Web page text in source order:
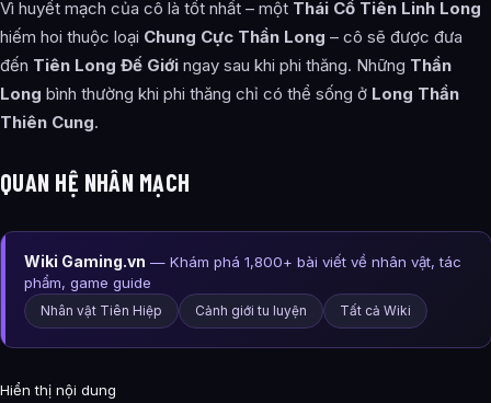
Vì huyết mạch của cô là tốt nhất – một Thái Cổ Tiên Linh Long
hiếm hoi thuộc loại Chung Cực Thần Long – cô sẽ được đưa
đến Tiên Long Đế Giới ngay sau khi phi thăng. Những Thần
Long bình thường khi phi thăng chỉ có thể sống ở Long Thần
Thiên Cung.
QUAN HỆ NHÂN MẠCH
Wiki Gaming.vn — Khám phá 1,800+ bài viết về nhân vật, tác
phẩm, game guide
Nhân vật Tiên Hiệp Cảnh giới tu luyện Tất cả Wiki
Hiển thị nội dung